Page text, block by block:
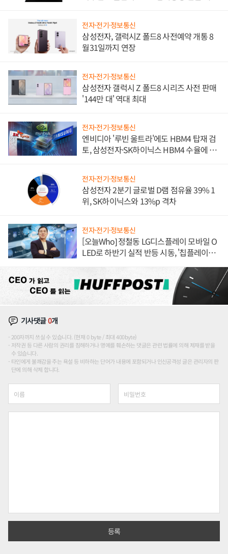
전자·전기·정보통신
삼성전자, 갤럭시Z 폴드8 사전예약 개통 8
월31일까지 연장
전자·전기·정보통신
삼성전자 갤럭시 Z 폴드8 시리즈 사전 판매
'144만 대' 역대 최대
전자·전기·정보통신
엔비디아 '루빈 울트라'에도 HBM4 탑재 검
토, 삼성전자·SK하이닉스 HBM4 수율에 주
전자·전기·정보통신
삼성전자 2분기 글로벌 D램 점유율 39% 1
위, SK하이닉스와 13%p 격차
전자·전기·정보통신
[오늘Who] 정철동 LG디스플레이 모바일 O
LED로 하반기 실적 반등 시동, '칩플레이
기사댓글0개
200자까지 쓰실 수 있습니다. (현재 0 byte / 최대 400byte)
저작권 등 다른 사람의 권리를 침해하거나 명예를 훼손하는 댓글은 관련 법률에 의해 제재를 받을
수 있습니다.
타인에게 불쾌감을 주는 욕설 등 비하하는 단어가 내용에 포함되거나 인신공격성 글은 관리자의 판
단에 의해 삭제 합니다.